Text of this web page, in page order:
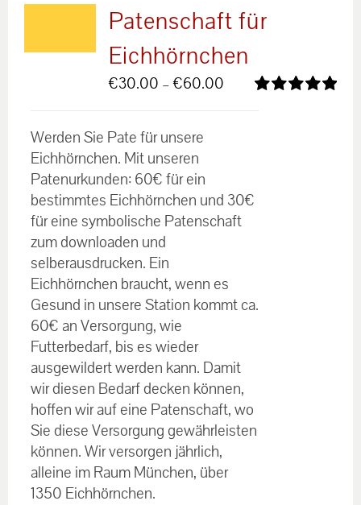
Patenschaft für
Eichhörnchen
€30.00 –€60.00Preisspanne:
Werden Sie Pate für unsere
Eichhörnchen. Mit unseren
Patenurkunden: 60€ für ein
bestimmtes Eichhörnchen und 30€
für eine symbolische Patenschaft
zum downloaden und
selberausdrucken. Ein
Eichhörnchen braucht, wenn es
Gesund in unsere Station kommt ca.
60€ an Versorgung, wie
Futterbedarf, bis es wieder
ausgewildert werden kann. Damit
wir diesen Bedarf decken können,
hoffen wir auf eine Patenschaft, wo
Sie diese Versorgung gewährleisten
können. Wir versorgen jährlich,
alleine im Raum München, über
1350 Eichhörnchen.